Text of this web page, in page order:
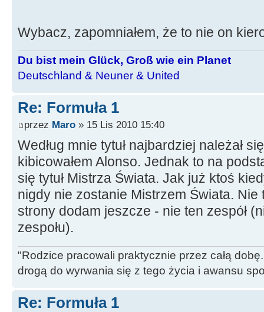
Wybacz, zapomniałem, że to nie on
Du bist mein Glück, Groß wie ein Planet
Deutschland & Neuner & United
Re: Formuła 1
przez Maro » 15 Lis 2010 15:40
Według mnie tytuł najbardziej należał
kibicowałem Alonso. Jednak to na
się tytuł Mistrza Świata. Jak już ktoś
nigdy nie zostanie Mistrzem Świata.
strony dodam jeszcze - nie ten zespół
zespołu).
"Rodzice pracowali praktycznie przez całą
drogą do wyrwania się z tego życia i awansu
Re: Formuła 1